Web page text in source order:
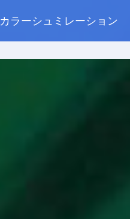
カラーシュミレーション